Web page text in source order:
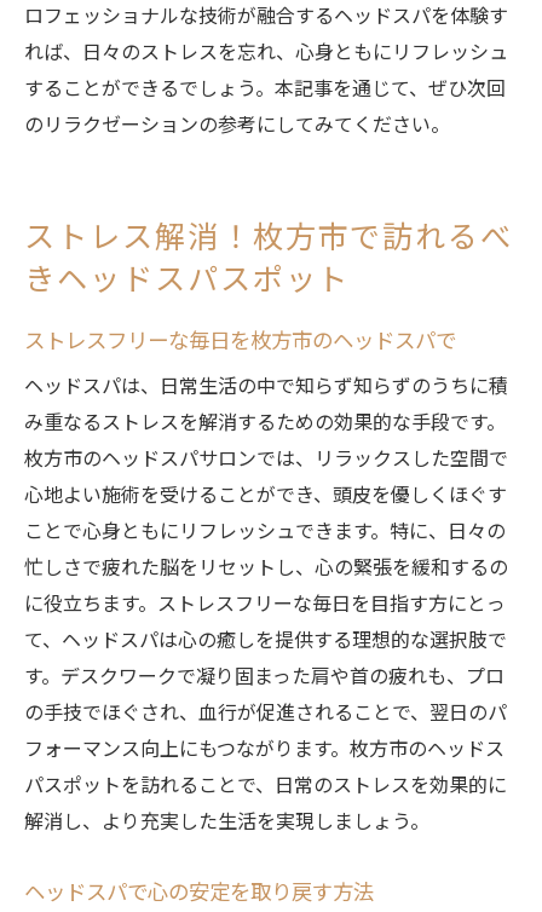
ロフェッショナルな技術が融合するヘッドスパを体験す
れば、日々のストレスを忘れ、心身ともにリフレッシュ
することができるでしょう。本記事を通じて、ぜひ次回
のリラクゼーションの参考にしてみてください。
ストレス解消！枚方市で訪れるべ
きヘッドスパスポット
ストレスフリーな毎日を枚方市のヘッドスパで
ヘッドスパは、日常生活の中で知らず知らずのうちに積
み重なるストレスを解消するための効果的な手段です。
枚方市のヘッドスパサロンでは、リラックスした空間で
心地よい施術を受けることができ、頭皮を優しくほぐす
ことで心身ともにリフレッシュできます。特に、日々の
忙しさで疲れた脳をリセットし、心の緊張を緩和するの
に役立ちます。ストレスフリーな毎日を目指す方にとっ
て、ヘッドスパは心の癒しを提供する理想的な選択肢で
す。デスクワークで凝り固まった肩や首の疲れも、プロ
の手技でほぐされ、血行が促進されることで、翌日のパ
フォーマンス向上にもつながります。枚方市のヘッドス
パスポットを訪れることで、日常のストレスを効果的に
解消し、より充実した生活を実現しましょう。
ヘッドスパで心の安定を取り戻す方法